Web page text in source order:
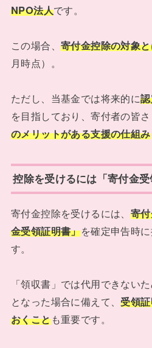
NPO法人です。
この場合、 寄付金控除の対象
月時点）。
ただし、当基金では将来的に
を目指しており、寄付者の皆
のメリットがある支援の仕組み
控除を受けるには「寄付金
寄付金控除を受けるには、 寄
金受領証明書」を確定申告時
す。
「領収書」では代用できない
となった場合に備えて、 受領
おくことも重要です。